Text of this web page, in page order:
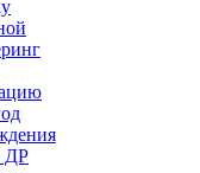
ДР